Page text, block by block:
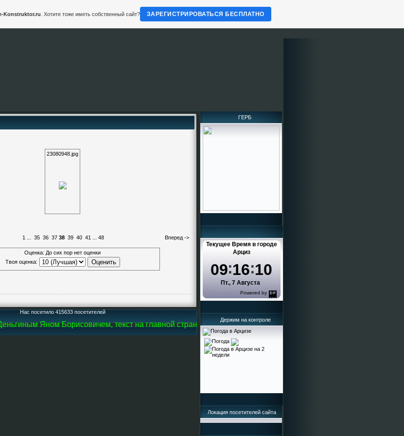
23080948.jpg
1 35 36 37 38 39 40 41 48 Вперед ->
Оценка: До сих пор нет оценки
Твоя оценка:
Нас посетило 415633 посетителей
Яном Борисовичем, текст на главной странице Кисельева Ирина Григорьевна
ГЕРБ
Powered by
DaysPedia.com
Текущее Время в городе
Арциз
09 16 10
Пт., 7 Августа
Держим на контроле
Локация посетителей сайта
Konstruktor.ru . Хотите тоже иметь собственный сайт? ЗАРЕГИСТРИРОВАТЬСЯ БЕСПЛАТНО